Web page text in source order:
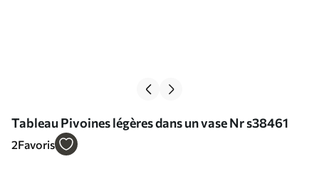
Tableau Pivoines légères dans un vase Nr s38461
2Favoris